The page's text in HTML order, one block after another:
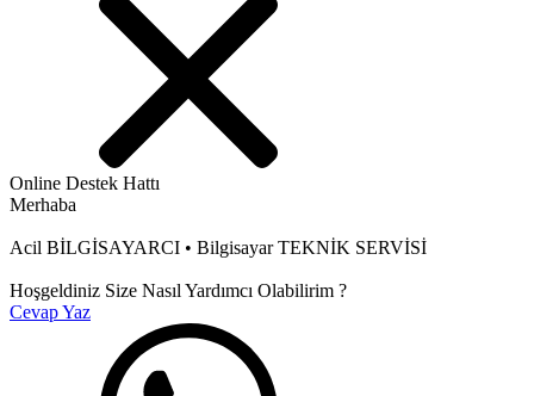
Online Destek Hattı
Merhaba
Acil BİLGİSAYARCI • Bilgisayar TEKNİK SERVİSİ
Hoşgeldiniz Size Nasıl Yardımcı Olabilirim ?
Cevap Yaz